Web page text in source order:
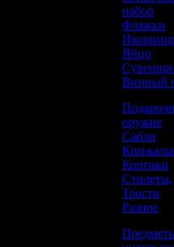
набор
Фляжки
Яйцо
Винный
оружие
Сабли
Кинжалы
Кортики
Стилеты,
Трости
Разное